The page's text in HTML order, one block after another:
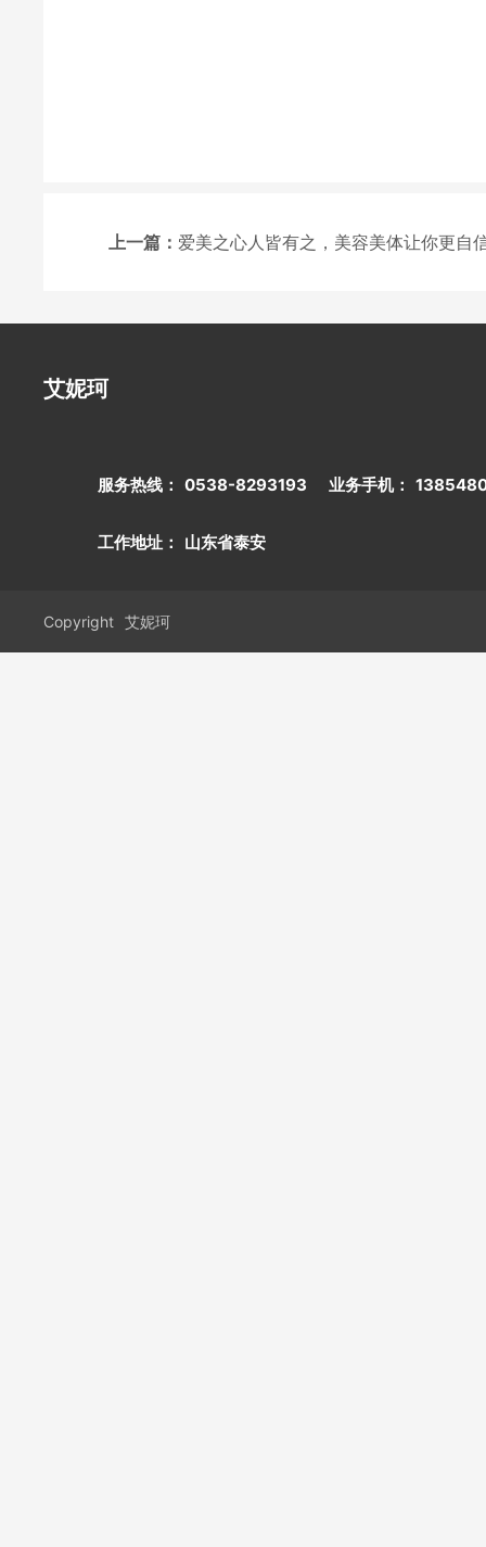
上一篇： 爱美之心人皆有之，美容美体让你更自
艾妮珂
服务热线： 0538-8293193 业务手机：
工作地址： 山东省泰安
Copyright 艾妮珂